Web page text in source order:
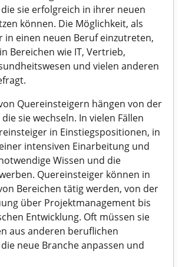
sie erfolgreich in ihrer neuen
können. Die Möglichkeit, als
in einen neuen Beruf einzutreten,
Bereichen wie IT, Vertrieb,
und vielen anderen
Quereinsteigern hängen von der
sie wechseln. In vielen Fällen
in Einstiegspositionen, in
intensiven Einarbeitung und
Wissen und die
Quereinsteiger können in
Bereichen tätig werden, von der
über Projektmanagement bis
Entwicklung. Oft müssen sie
aus anderen beruflichen
neue Branche anpassen und